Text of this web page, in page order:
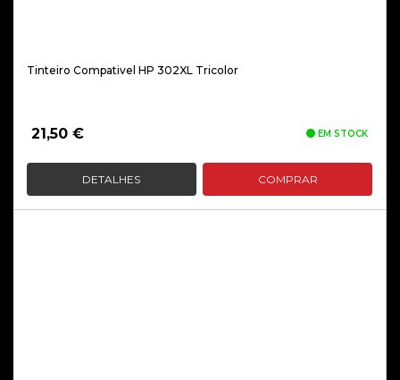
Tinteiro Compativel HP 302XL Tricolor
21,50 € EM STOCK
DETALHES COMPRAR